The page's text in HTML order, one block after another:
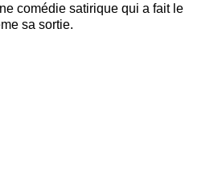
comédie satirique qui a fait le
sa sortie.